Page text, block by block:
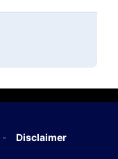
Disclaimer